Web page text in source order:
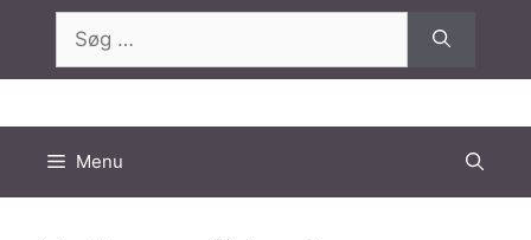
indhold
efter:
Menu